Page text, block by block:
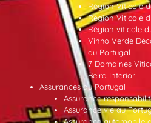
Région Viticole
Région Viticole
Région viticole
Vinho Verde
au Portugal
7 Domaines
Beira Interior
Assurances au Portugal
Assurance
Assurance vie au